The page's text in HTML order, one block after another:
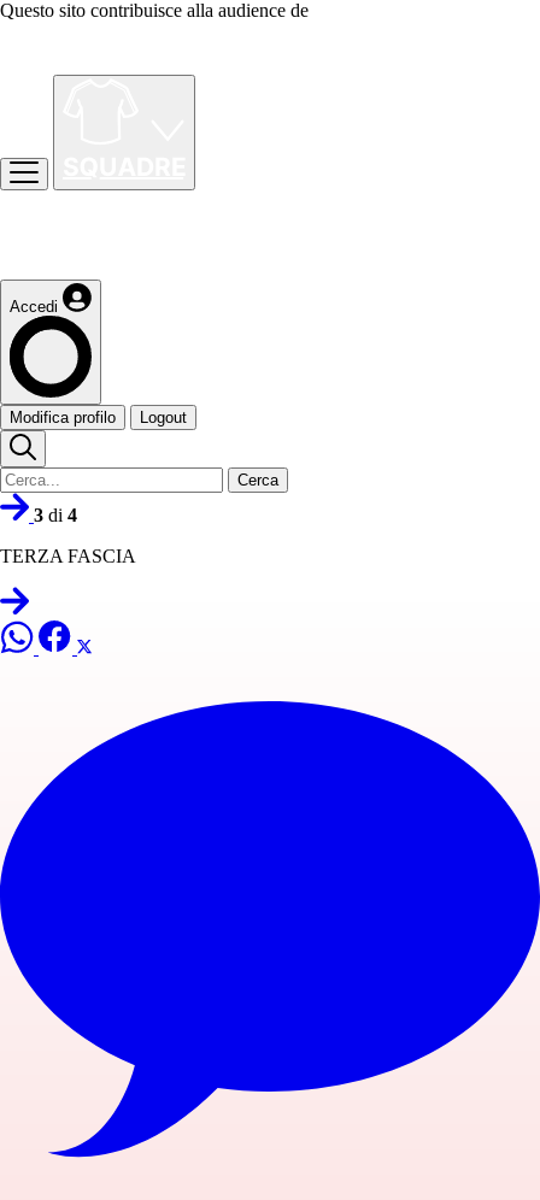
Questo sito contribuisce alla audience de
Accedi
Modifica profilo Logout
Cerca
3 di 4
TERZA FASCIA